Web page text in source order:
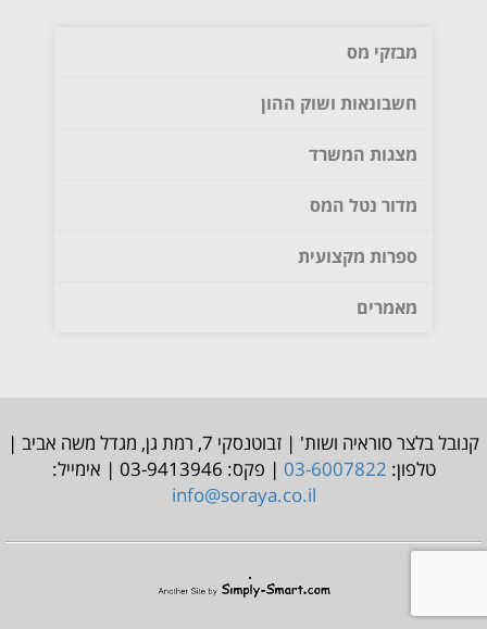
מבזקי מס
חשבונאות ושוק ההון
מצגות המשרד
מדור נטל המס
ספרות מקצועית
מאמרים
קנובל בלצר סוראיה ושות' | זבוטנסקי 7, רמת גן, מגדל משה אביב |
טלפון: 03-6007822 | פקס: 03-9413946 | אימייל:
info@soraya.co.il